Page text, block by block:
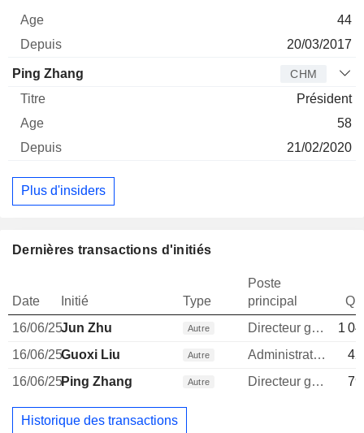
44
20/03/2017
Ping Zhang CHM
Président
58
21/02/2020
Plus d'insiders
Dernières transactions d'initiés
Date Initié Type
Poste
principal
16/06/25Jun Zhu Autre Directeur general
1
16/06/25Guoxi Liu Autre Administrateur
16/06/25Ping Zhang Autre Directeur general
Historique des transactions